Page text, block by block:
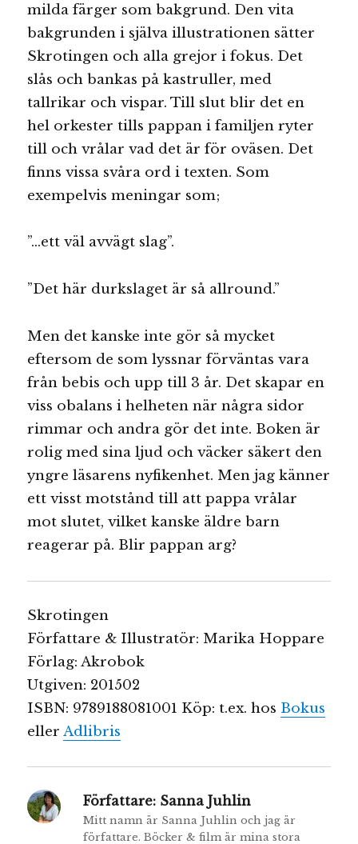
milda färger som bakgrund. Den vita
bakgrunden i själva illustrationen sätter
Skrotingen och alla grejor i fokus. Det
slås och bankas på kastruller, med
tallrikar och vispar. Till slut blir det en
hel orkester tills pappan i familjen ryter
till och vrålar vad det är för oväsen. Det
finns vissa svåra ord i texten. Som
exempelvis meningar som;
”…ett väl avvägt slag”.
”Det här durkslaget är så allround.”
Men det kanske inte gör så mycket
eftersom de som lyssnar förväntas vara
från bebis och upp till 3 år. Det skapar en
viss obalans i helheten när några sidor
rimmar och andra gör det inte. Boken är
rolig med sina ljud och väcker säkert den
yngre läsarens nyfikenhet. Men jag känner
ett visst motstånd till att pappa vrålar
mot slutet, vilket kanske äldre barn
reagerar på. Blir pappan arg?
Skrotingen
Författare & Illustratör: Marika Hoppare
Förlag: Akrobok
Utgiven: 201502
ISBN: 9789188081001 Köp: t.ex. hos Bokus
ellerAdlibris
Författare: Sanna Juhlin
Mitt namn är Sanna Juhlin och jag är
författare. Böcker & film är mina stora